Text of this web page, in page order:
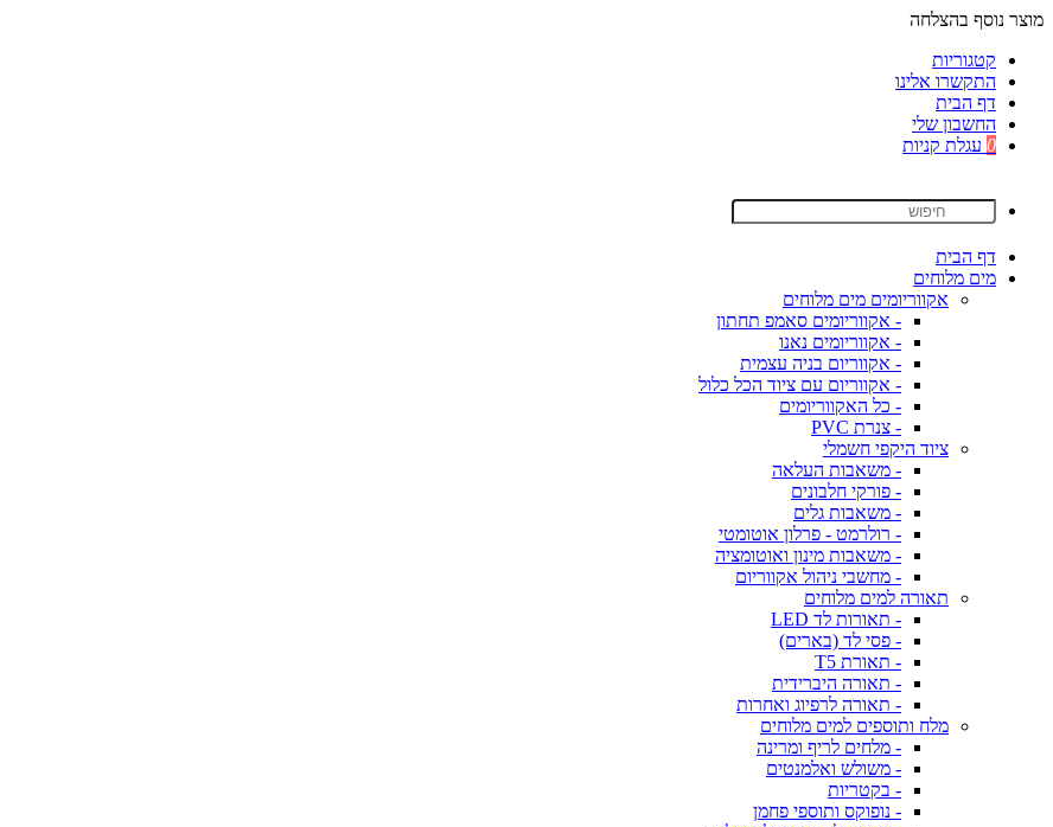
מוצר נוסף בהצלחה
קטגוריות
התקשרו אלינו
דף הבית
החשבון שלי
0 עגלת קניות
דף הבית
מים מלוחים
אקווריומים מים מלוחים
- אקווריומים סאמפ תחתון
- אקווריומים נאנו
- אקווריום בניה עצמית
- אקווריום עם ציוד הכל כלול
- כל האקווריומים
- צנרת PVC
ציוד היקפי חשמלי
- משאבות העלאה
- פורקי חלבונים
- משאבות גלים
- רולרמט - פרלון אוטומטי
- משאבות מינון ואוטומציה
- מחשבי ניהול אקווריום
תאורה למים מלוחים
- תאורות לד LED
- פסי לד (בארים)
- תאורת T5
- תאורה היברידית
- תאורה לרפיוג ואחרות
מלח ותוספים למים מלוחים
- מלחים לריף ומרינה
- משולש ואלמנטים
- בקטריות
- נופוקס ותוספי פחמן